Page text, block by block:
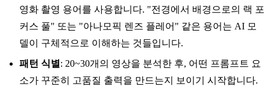
영화 촬영 용어를 사용합니다. "전경에서 배경으로의 랙 포
커스 풀" 또는 "아나모픽 렌즈 플레어" 같은 용어는 AI 모
델이 구체적으로 이해하는 것들입니다.
패턴 식별 : 20~30개의 영상을 분석한 후, 어떤 프롬프트 요
소가 꾸준히 고품질 출력을 만드는지 보이기 시작합니다.